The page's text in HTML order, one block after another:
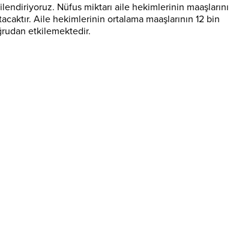
Nüfus miktarı aile hekimlerinin maaşlarını
Aile hekimlerinin ortalama maaşlarının 12 bin
etkilemektedir.